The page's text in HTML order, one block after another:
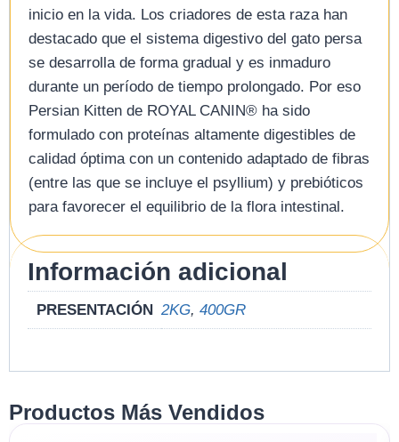
inicio en la vida. Los criadores de esta raza han
destacado que el sistema digestivo del gato persa
se desarrolla de forma gradual y es inmaduro
durante un período de tiempo prolongado. Por eso
Persian Kitten de ROYAL CANIN® ha sido
formulado con proteínas altamente digestibles de
calidad óptima con un contenido adaptado de fibras
(entre las que se incluye el psyllium) y prebióticos
para favorecer el equilibrio de la flora intestinal.
Información adicional
PRESENTACIÓN 2KG, 400GR
Productos Más Vendidos